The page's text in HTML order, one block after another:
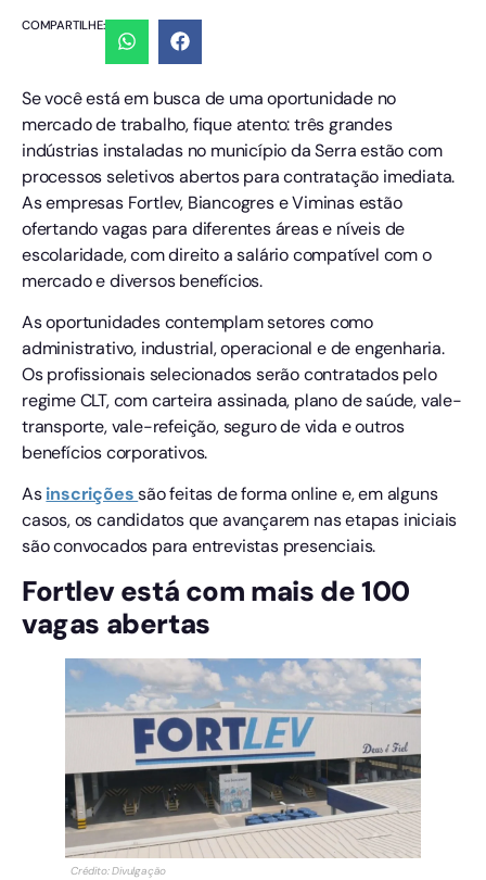
COMPARTILHE:
Se você está em busca de uma oportunidade no
mercado de trabalho, fique atento: três grandes
indústrias instaladas no município da Serra estão com
processos seletivos abertos para contratação imediata.
As empresas Fortlev, Biancogres e Viminas estão
ofertando vagas para diferentes áreas e níveis de
escolaridade, com direito a salário compatível com o
mercado e diversos benefícios.
As oportunidades contemplam setores como
administrativo, industrial, operacional e de engenharia.
Os profissionais selecionados serão contratados pelo
regime CLT, com carteira assinada, plano de saúde, vale-
transporte, vale-refeição, seguro de vida e outros
benefícios corporativos.
Asinscriçõessão feitas de forma online e, em alguns
casos, os candidatos que avançarem nas etapas iniciais
são convocados para entrevistas presenciais.
Fortlev está com mais de 100
vagas abertas
Crédito: Divulgação